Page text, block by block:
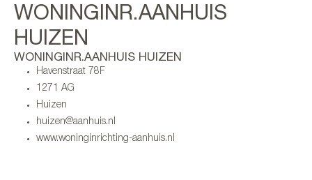
WONINGINR.AANHUIS
HUIZEN
WONINGINR.AANHUIS HUIZEN
Havenstraat 78F
1271 AG
Huizen
huizen@aanhuis.nl
www.woninginrichting-aanhuis.nl